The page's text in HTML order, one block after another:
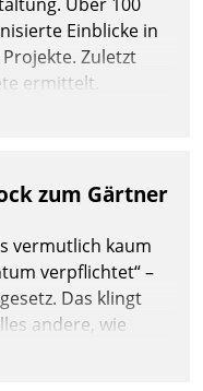
Einblicke in
Zuletzt
ermittelt.
zum Gärtner
vermutlich kaum
verpflichtet“ –
Das klingt
andere, wie
mit der